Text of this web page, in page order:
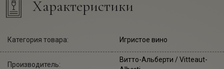
Характеристики
Категория товара: Игристое вино
Производитель:
Витто-Альберти / Vitteaut-